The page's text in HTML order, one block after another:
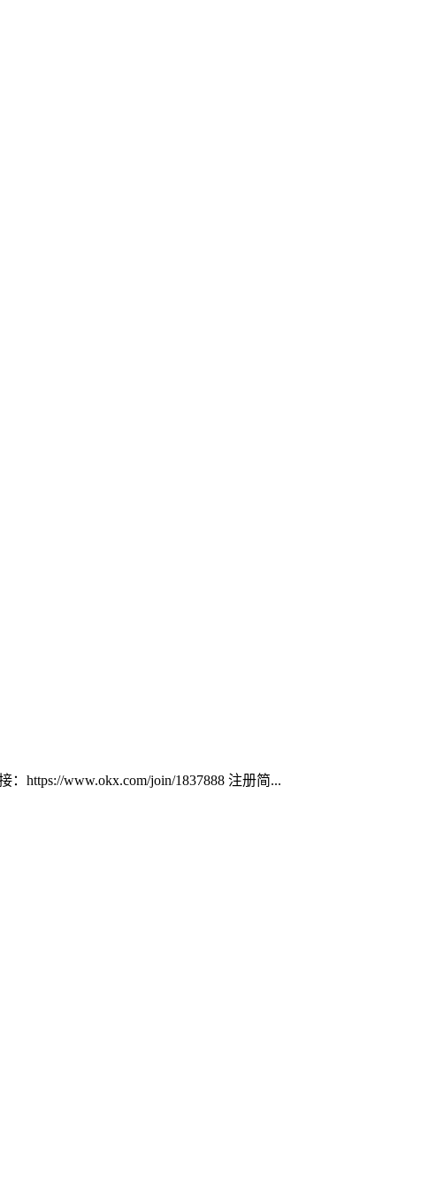
https://www.okx.com/join/1837888 注册简...